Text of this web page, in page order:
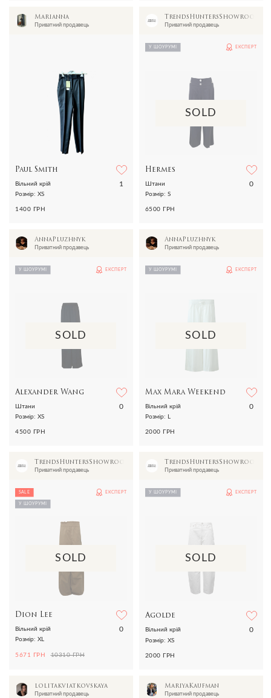
Marianna
Приватний продавець
Paul Smith
1
Вільний крій
Розмір: XS
1400 ГРН
TrendsHuntersShowroom
Приватний продавець
У ШОУРУМІ ЕКСПЕРТ
SOLD
Hermes
0
Штани
Розмір: S
6500 ГРН
AnnaPluzhnyk
Приватний продавець
У ШОУРУМІ ЕКСПЕРТ
SOLD
Alexander Wang
0
Штани
Розмір: XS
4500 ГРН
AnnaPluzhnyk
Приватний продавець
У ШОУРУМІ ЕКСПЕРТ
SOLD
Max Mara Weekend
0
Вільний крій
Розмір: L
2000 ГРН
TrendsHuntersShowroom
Приватний продавець
SALE
У ШОУРУМІ
ЕКСПЕРТ
SOLD
Dion Lee
0
Вільний крій
Розмір: XL
5671 ГРН 10310 ГРН
TrendsHuntersShowroom
Приватний продавець
У ШОУРУМІ ЕКСПЕРТ
SOLD
Agolde
0
Вільний крій
Розмір: XS
2000 ГРН
lolitakviatkovskaya
Приватний продавець
MariyaKaufman
Приватний продавець